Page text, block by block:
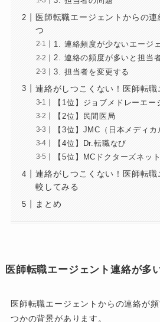
医師転職エージェントからの
つ
1. 連絡頻度が少ないエージ
2. 連絡の頻度が多いと担当
3. 担当者を変更する
連絡がしつこくない！医師転
【1位】ジョブメドレーエ
【2位】民間医局
【3位】JMC（日本メディカ
【4位】Dr.転職なび
【5位】MCドクターズネット
連絡がしつこくない！医師転
較してみる
まとめ
医師転職エージェント連絡が多
医師転職エージェントからの連絡が
つかの背景があります。